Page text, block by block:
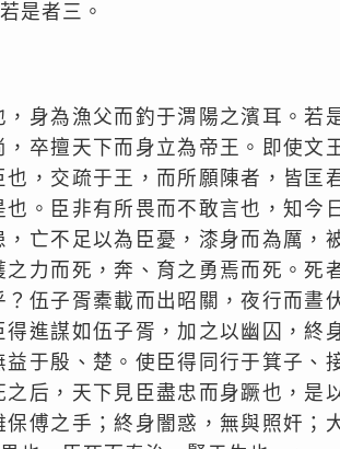
是者三。
身為漁父而釣于渭陽之濱耳。若
卒擅天下而身立為帝王。即使文
，交疏于王，而所願陳者，皆匡
。臣非有所畏而不敢言也，知今
亡不足以為臣憂，漆身而為厲，
力而死，奔、育之勇焉而死。死
伍子胥橐載而出昭關，夜行而晝
進謀如伍子胥，加之以幽囚，終
于殷、楚。使臣得同行于箕子、
后，天下見臣盡忠而身蹶也，是
傅之手；終身闇惑，無與照奸；